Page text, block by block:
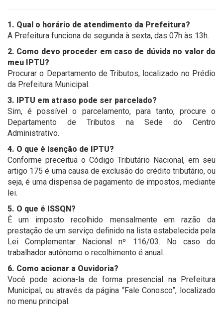
1. Qual o horário de atendimento da Prefeitura?
A Prefeitura funciona de segunda à sexta, das 07h às 13h.
2. Como devo proceder em caso de dúvida no valor do
meu IPTU?
Procurar o Departamento de Tributos, localizado no Prédio
da Prefeitura Municipal.
3. IPTU em atraso pode ser parcelado?
Sim, é possível o parcelamento, para tanto, procure o
Departamento de Tributos na Sede do Centro
Administrativo.
4. O que é isenção de IPTU?
Conforme preceitua o Código Tributário Nacional, em seu
artigo 175 é uma causa de exclusão do crédito tributário, ou
seja, é uma dispensa de pagamento de impostos, mediante
lei.
5. O que é ISSQN?
É um imposto recolhido mensalmente em razão da
prestação de um serviço definido na lista estabelecida pela
Lei Complementar Nacional nº 116/03. No caso do
trabalhador autônomo o recolhimento é anual.
6. Como acionar a Ouvidoria?
Você pode aciona-la de forma presencial na Prefeitura
Municipal, ou através da página “Fale Conosco”, localizado
no menu principal.